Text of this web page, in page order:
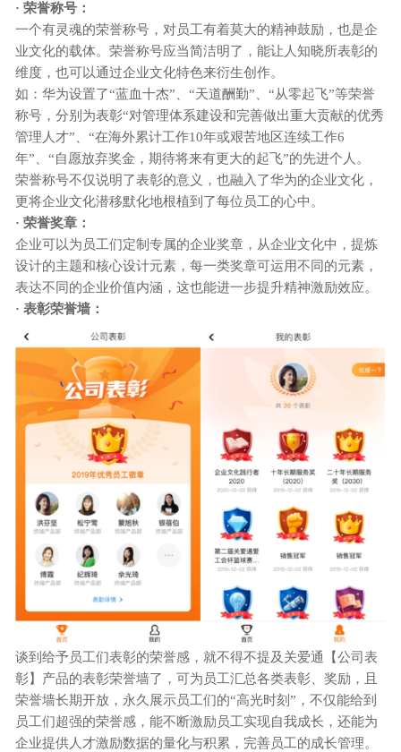
· 荣誉称号：
一个有灵魂的荣誉称号，对员工有着莫大的精神鼓励，也是企
业文化的载体。荣誉称号应当简洁明了，能让人知晓所表彰的
维度，也可以通过企业文化特色来衍生创作。
如：华为设置了“蓝血十杰”、“天道酬勤”、“从零起飞”等荣誉
称号，分别为表彰“对管理体系建设和完善做出重大贡献的优秀
管理人才”、“在海外累计工作10年或艰苦地区连续工作6
年”、“自愿放弃奖金，期待将来有更大的起飞”的先进个人。
荣誉称号不仅说明了表彰的意义，也融入了华为的企业文化，
更将企业文化潜移默化地根植到了每位员工的心中。
· 荣誉奖章：
企业可以为员工们定制专属的企业奖章，从企业文化中，提炼
设计的主题和核心设计元素，每一类奖章可运用不同的元素，
表达不同的企业价值内涵，这也能进一步提升精神激励效应。
· 表彰荣誉墙：
谈到给予员工们表彰的荣誉感，就不得不提及关爱通【公司表
彰】产品的表彰荣誉墙了，可为员工汇总各类表彰、奖励，且
荣誉墙长期开放，永久展示员工们的“高光时刻”，不仅能给到
员工们超强的荣誉感，能不断激励员工实现自我成长，还能为
企业提供人才激励数据的量化与积累，完善员工的成长管理。